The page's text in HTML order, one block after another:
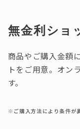
無金利ショ
商品やご購入金額
トをご用意。オン
す。
※ご購入方法により条件が